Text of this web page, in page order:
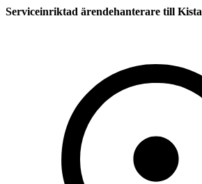
Serviceinriktad ärendehanterare till Kista